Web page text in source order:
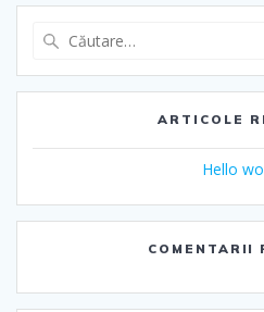
ARTICOLE
Hello
COMENTARII